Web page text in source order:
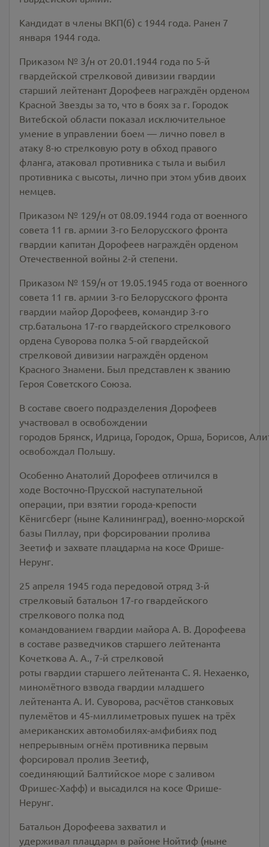
Кандидат в члены ВКП(б) с 1944 года. Ранен 7
января 1944 года.
Приказом № 3/н от 20.01.1944 года по 5-й
гвардейской стрелковой дивизии гвардии
старший лейтенант Дорофеев награждён орденом
Красной Звезды за то, что в боях за г. Городок
Витебской области показал исключительное
умение в управлении боем — лично повел в
атаку 8-ю стрелковую роту в обход правого
фланга, атаковал противника с тыла и выбил
противника с высоты, лично при этом убив двоих
немцев.
Приказом № 129/н от 08.09.1944 года от военного
совета 11 гв. армии 3-го Белорусского фронта
гвардии капитан Дорофеев награждён орденом
Отечественной войны 2-й степени.
Приказом № 159/н от 19.05.1945 года от военного
совета 11 гв. армии 3-го Белорусского фронта
гвардии майор Дорофеев, командир 3-го
стр.батальона 17-го гвардейского стрелкового
ордена Суворова полка 5-ой гвардейской
стрелковой дивизии награждён орденом
Красного Знамени. Был представлен к званию
Героя Советского Союза.
В составе своего подразделения Дорофеев
участвовал в освобождении
городов Брянск, Идрица, Городок, Орша, Борисов,
освобождал Польшу.
Особенно Анатолий Дорофеев отличился в
ходе Восточно-Прусской наступательной
операции, при взятии города-крепости
Кёнигсберг (ныне Калининград), военно-морской
базы Пиллау, при форсировании пролива
Зеетиф и захвате плацдарма на косе Фрише-
Нерунг.
25 апреля 1945 года передовой отряд 3-й
стрелковый батальон 17-го гвардейского
стрелкового полка под
командованием гвардии майора А. В. Дорофеева
в составе разведчиков старшего лейтенанта
Кочеткова А. А., 7-й стрелковой
роты гвардии старшего лейтенанта С. Я. Нехаенко,
миномётного взвода гвардии младшего
лейтенанта А. И. Суворова, расчётов станковых
пулемётов и 45-миллиметровых пушек на трёх
американских автомобилях-амфибиях под
непрерывным огнём противника первым
форсировал пролив Зеетиф,
соединяющий Балтийское море с заливом
Фришес-Хафф) и высадился на косе Фрише-
Нерунг.
Батальон Дорофеева захватил и
удерживал плацдарм в районе Нойтиф (ныне